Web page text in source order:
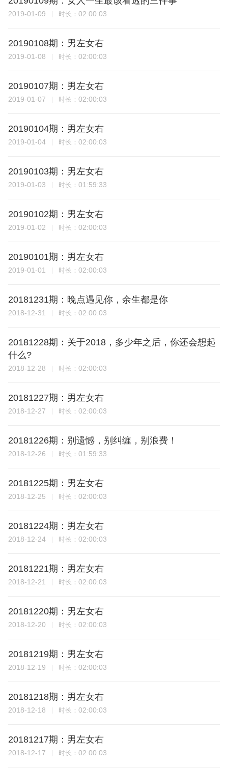
2019-01-09 时长： 02:00:03
20190108期：男左女右
2019-01-08 时长： 02:00:03
20190107期：男左女右
2019-01-07 时长： 02:00:03
20190104期：男左女右
2019-01-04 时长： 02:00:03
20190103期：男左女右
2019-01-03 时长： 01:59:33
20190102期：男左女右
2019-01-02 时长： 02:00:03
20190101期：男左女右
2019-01-01 时长： 02:00:03
20181231期：晚点遇见你，余生都是你
2018-12-31 时长： 02:00:03
20181228期：关于2018，多少年之后，你还会想起
什么?
2018-12-28 时长： 02:00:03
20181227期：男左女右
2018-12-27 时长： 02:00:03
20181226期：别遗憾，别纠缠，别浪费！
2018-12-26 时长： 01:59:33
20181225期：男左女右
2018-12-25 时长： 02:00:03
20181224期：男左女右
2018-12-24 时长： 02:00:03
20181221期：男左女右
2018-12-21 时长： 02:00:03
20181220期：男左女右
2018-12-20 时长： 02:00:03
20181219期：男左女右
2018-12-19 时长： 02:00:03
20181218期：男左女右
2018-12-18 时长： 02:00:03
20181217期：男左女右
2018-12-17 时长： 02:00:03